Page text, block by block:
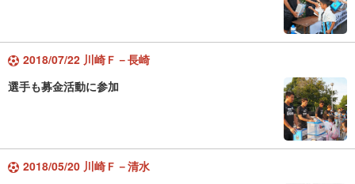
2018/07/22 川崎Ｆ－長崎
選手も募金活動に参加
2018/05/20 川崎Ｆ－清水